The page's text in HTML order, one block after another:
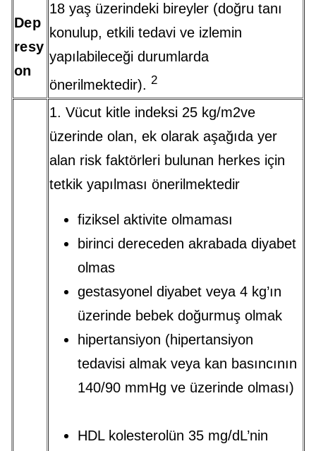
Dep
resy
on
18 yaş üzerindeki bireyler (doğru tanı
konulup, etkili tedavi ve izlemin
yapılabileceği durumlarda
önerilmektedir). 2
1. Vücut kitle indeksi 25 kg/m2ve
üzerinde olan, ek olarak aşağıda yer
alan risk faktörleri bulunan herkes için
tetkik yapılması önerilmektedir
fiziksel aktivite olmaması
birinci dereceden akrabada diyabet
olmas
gestasyonel diyabet veya 4 kg’ın
üzerinde bebek doğurmuş olmak
hipertansiyon (hipertansiyon
tedavisi almak veya kan basıncının
140/90 mmHg ve üzerinde olması)
HDL kolesterolün 35 mg/dL’nin